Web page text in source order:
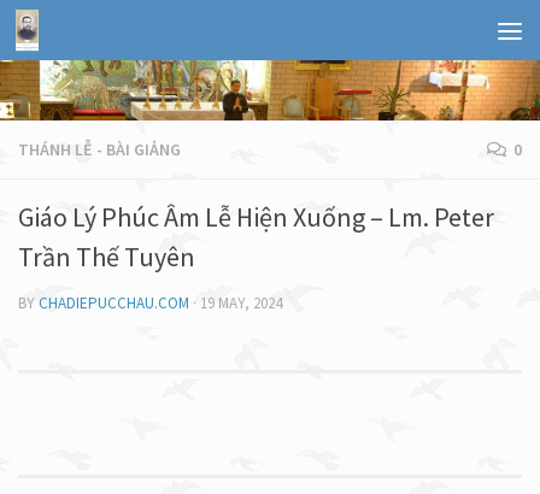
THÁNH LỄ - BÀI GIẢNG 0
Giáo Lý Phúc Âm Lễ Hiện Xuống – Lm. Peter
Trần Thế Tuyên
BY CHADIEPUCCHAU.COM · 19 MAY, 2024